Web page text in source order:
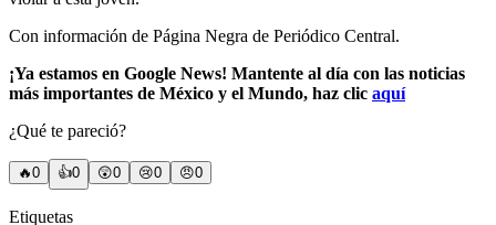
Con información de Página Negra de Periódico Central.
¡Ya estamos en Google News! Mantente al día con las noticias
más importantes de México y el Mundo, haz clic aquí
¿Qué te pareció?
🔥0 👍0 😲0 😢0 😠0
Etiquetas